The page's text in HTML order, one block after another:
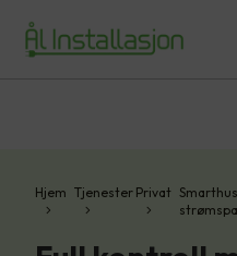
Hjem Tjenester Privat